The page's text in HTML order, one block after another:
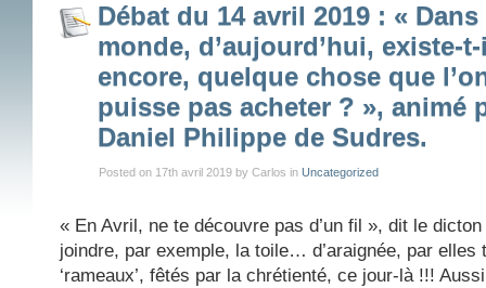
Débat du 14 avril 2019 : «
monde, d’aujourd’hui, existe-
encore, quelque chose que
puisse pas acheter ? », animé
Daniel Philippe de Sudres.
Posted on 17th avril 2019 by Carlos in Uncategorized
« En Avril, ne te découvre pas d’un fil », dit le
joindre, par exemple, la toile… d’araignée, par elles
‘rameaux’, fêtés par la chrétienté, ce jour-là !!!